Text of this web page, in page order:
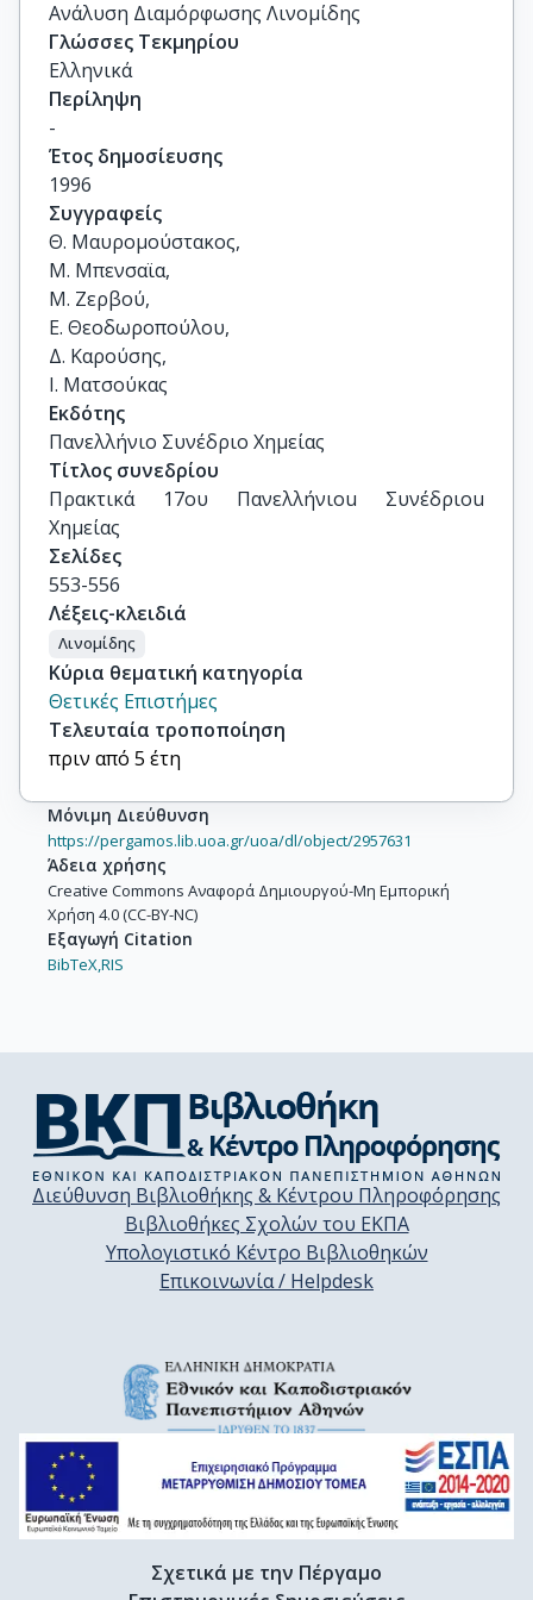
Ανάλυση Διαμόρφωσης Λινομίδης
Γλώσσες Τεκμηρίου
Ελληνικά
Περίληψη
-
Έτος δημοσίευσης
1996
Συγγραφείς
Θ. Μαυρομούστακος,
Μ. Μπενσαϊα,
Μ. Ζερβού,
Ε. Θεοδωροπούλου,
Δ. Καρούσης,
Ι. Ματσούκας
Εκδότης
Πανελλήνιο Συνέδριο Χημείας
Τίτλος συνεδρίου
Πρακτικά 17ου Πανελλήνιοu Συνέδριοu
Χημείας
Σελίδες
553-556
Λέξεις-κλειδιά
Λινομίδης
Κύρια θεματική κατηγορία
Θετικές Επιστήμες
Τελευταία τροποποίηση
πριν από 5 έτη
Μόνιμη Διεύθυνση
https://pergamos.lib.uoa.gr/uoa/dl/object/2957631
Άδεια χρήσης
Creative Commons Αναφορά Δημιουργού-Μη Εμπορική
Χρήση 4.0 (CC-BY-NC)
Εξαγωγή Citation
BibTeX,RIS
Διεύθυνση Βιβλιοθήκης & Κέντρου Πληροφόρησης
Βιβλιοθήκες Σχολών του ΕΚΠΑ
Υπολογιστικό Κέντρο Βιβλιοθηκών
Επικοινωνία / Helpdesk
Σχετικά με την Πέργαμο